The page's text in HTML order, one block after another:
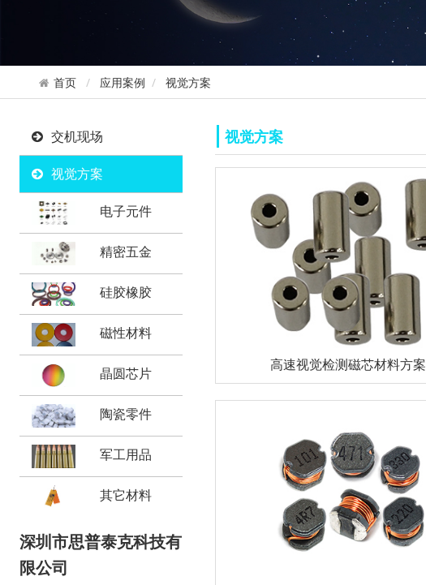
首页 应用案例 视觉方案
交机现场
视觉方案
电子元件
精密五金
硅胶橡胶
磁性材料
晶圆芯片
陶瓷零件
军工用品
其它材料
深圳市思普泰克科技有
限公司
视觉方案
高速视觉检测磁芯材料方案